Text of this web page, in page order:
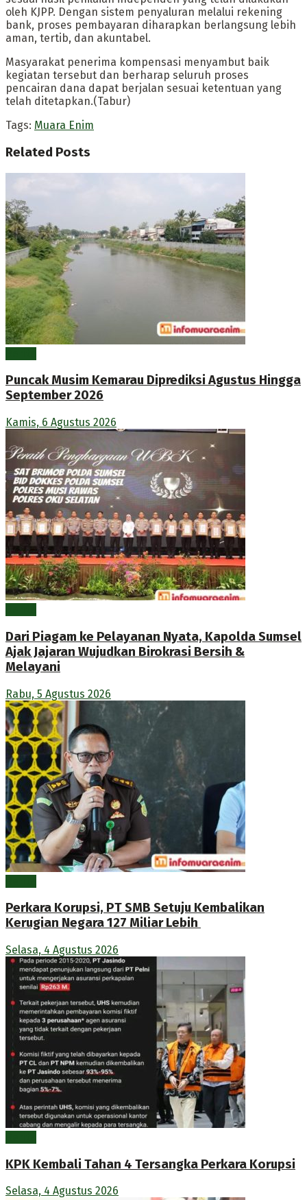
oleh KJPP. Dengan sistem penyaluran melalui rekening
bank, proses pembayaran diharapkan berlangsung lebih
aman, tertib, dan akuntabel.
Masyarakat penerima kompensasi menyambut baik
kegiatan tersebut dan berharap seluruh proses
pencairan dana dapat berjalan sesuai ketentuan yang
telah ditetapkan.(Tabur)
Tags: Muara Enim
Related Posts
Puncak Musim Kemarau Diprediksi Agustus Hingga
September 2026
Kamis, 6 Agustus 2026
Dari Piagam ke Pelayanan Nyata, Kapolda Sumsel
Ajak Jajaran Wujudkan Birokrasi Bersih &
Melayani
Rabu, 5 Agustus 2026
Perkara Korupsi, PT SMB Setuju Kembalikan
Kerugian Negara 127 Miliar Lebih
Selasa, 4 Agustus 2026
KPK Kembali Tahan 4 Tersangka Perkara Korupsi
Selasa, 4 Agustus 2026